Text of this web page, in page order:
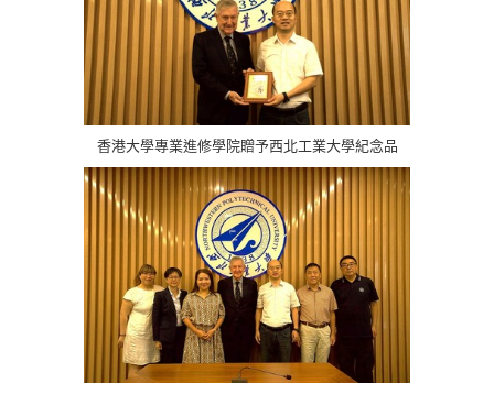
香港大學專業進修學院贈予西北工業大學紀念品